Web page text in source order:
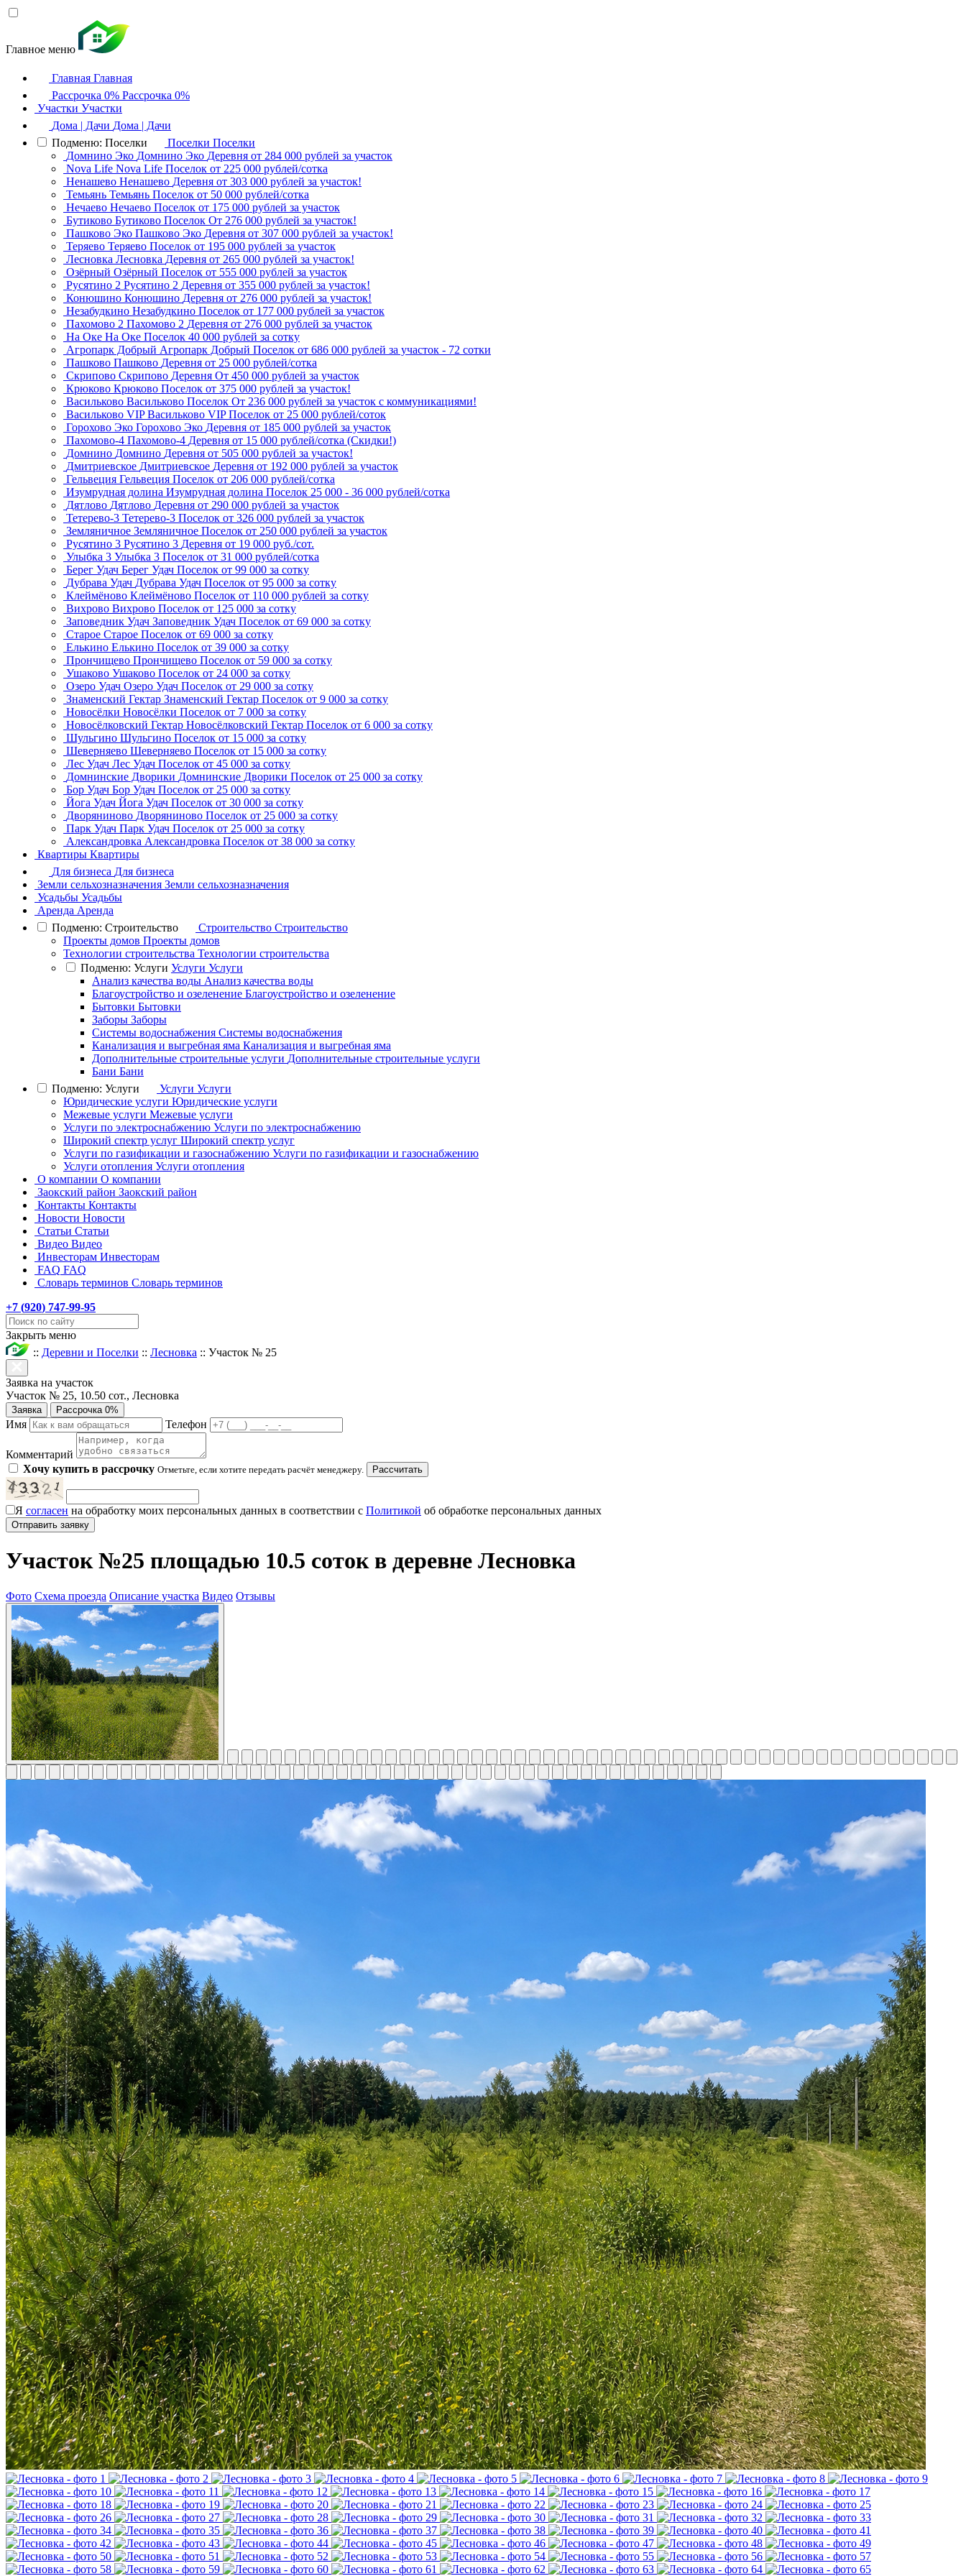
Главное меню
Главная Главная
Рассрочка 0% Рассрочка 0%
Участки Участки
Дома | Дачи Дома | Дачи
Подменю: Поселки
Поселки Поселки
Домнино Эко Домнино Эко Деревня от 284 000 рублей за участок
Nova Life Nova Life Поселок от 225 000 рублей/сотка
Ненашево Ненашево Деревня от 303 000 рублей за участок!
Темьянь Темьянь Поселок от 50 000 рублей/сотка
Нечаево Нечаево Поселок от 175 000 рублей за участок
Бутиково Бутиково Поселок От 276 000 рублей за участок!
Пашково Эко Пашково Эко Деревня от 307 000 рублей за участок!
Теряево Теряево Поселок от 195 000 рублей за участок
Лесновка Лесновка Деревня от 265 000 рублей за участок!
Озёрный Озёрный Поселок от 555 000 рублей за участок
Русятино 2 Русятино 2 Деревня от 355 000 рублей за участок!
Конюшино Конюшино Деревня от 276 000 рублей за участок!
Незабудкино Незабудкино Поселок от 177 000 рублей за участок
Пахомово 2 Пахомово 2 Деревня от 276 000 рублей за участок
На Оке На Оке Поселок 40 000 рублей за сотку
Агропарк Добрый Агропарк Добрый Поселок от 686 000 рублей за участок - 72 сотки
Пашково Пашково Деревня от 25 000 рублей/сотка
Скрипово Скрипово Деревня От 450 000 рублей за участок
Крюково Крюково Поселок от 375 000 рублей за участок!
Васильково Васильково Поселок От 236 000 рублей за участок с коммуникациями!
Васильково VIP Васильково VIP Поселок от 25 000 рублей/соток
Горохово Эко Горохово Эко Деревня от 185 000 рублей за участок
Пахомово-4 Пахомово-4 Деревня от 15 000 рублей/сотка (Скидки!)
Домнино Домнино Деревня от 505 000 рублей за участок!
Дмитриевское Дмитриевское Деревня от 192 000 рублей за участок
Гельвеция Гельвеция Поселок от 206 000 рублей/сотка
Изумрудная долина Изумрудная долина Поселок 25 000 - 36 000 рублей/сотка
Дятлово Дятлово Деревня от 290 000 рублей за участок
Тетерево-3 Тетерево-3 Поселок от 326 000 рублей за участок
Земляничное Земляничное Поселок от 250 000 рублей за участок
Русятино 3 Русятино 3 Деревня от 19 000 руб./сот.
Улыбка 3 Улыбка 3 Поселок от 31 000 рублей/сотка
Берег Удач Берег Удач Поселок от 99 000 за сотку
Дубрава Удач Дубрава Удач Поселок от 95 000 за сотку
Клеймёново Клеймёново Поселок от 110 000 рублей за сотку
Вихрово Вихрово Поселок от 125 000 за сотку
Заповедник Удач Заповедник Удач Поселок от 69 000 за сотку
Старое Старое Поселок от 69 000 за сотку
Елькино Елькино Поселок от 39 000 за сотку
Прончищево Прончищево Поселок от 59 000 за сотку
Ушаково Ушаково Поселок от 24 000 за сотку
Озеро Удач Озеро Удач Поселок от 29 000 за сотку
Знаменский Гектар Знаменский Гектар Поселок от 9 000 за сотку
Новосёлки Новосёлки Поселок от 7 000 за сотку
Новосёлковский Гектар Новосёлковский Гектар Поселок от 6 000 за сотку
Шульгино Шульгино Поселок от 15 000 за сотку
Шеверняево Шеверняево Поселок от 15 000 за сотку
Лес Удач Лес Удач Поселок от 45 000 за сотку
Домнинские Дворики Домнинские Дворики Поселок от 25 000 за сотку
Бор Удач Бор Удач Поселок от 25 000 за сотку
Йога Удач Йога Удач Поселок от 30 000 за сотку
Дворяниново Дворяниново Поселок от 25 000 за сотку
Парк Удач Парк Удач Поселок от 25 000 за сотку
Александровка Александровка Поселок от 38 000 за сотку
Квартиры Квартиры
Для бизнеса Для бизнеса
Земли сельхозназначения Земли сельхозназначения
Усадьбы Усадьбы
Аренда Аренда
Подменю: Строительство
Строительство Строительство
Проекты домов Проекты домов
Технологии строительства Технологии строительства
Подменю: Услуги Услуги Услуги
Анализ качества воды Анализ качества воды
Благоустройство и озеленение Благоустройство и озеленение
Бытовки Бытовки
Заборы Заборы
Системы водоснабжения Системы водоснабжения
Канализация и выгребная яма Канализация и выгребная яма
Дополнительные строительные услуги Дополнительные строительные услуги
Бани Бани
Подменю: Услуги
Услуги Услуги
Юридические услуги Юридические услуги
Межевые услуги Межевые услуги
Услуги по электроснабжению Услуги по электроснабжению
Широкий спектр услуг Широкий спектр услуг
Услуги по газификации и газоснабжению Услуги по газификации и газоснабжению
Услуги отопления Услуги отопления
О компании О компании
Заокский район Заокский район
Контакты Контакты
Новости Новости
Статьи Статьи
Видео Видео
Инвесторам Инвесторам
FAQ FAQ
Словарь терминов Словарь терминов
+7 (920) 747-99-95
Закрыть меню
:: Деревни и Поселки :: Лесновка :: Участок № 25
Заявка на участок
Участок № 25, 10.50 сот., Лесновка
Заявка Рассрочка 0%
Имя Телефон
Комментарий
Хочу купить в рассрочку Отметьте, если хотите передать расчёт менеджеру. Рассчитать
Я согласен на обработку моих персональных данных в соответствии с Политикой об обработке персональных данных
Участок №25 площадью 10.5 соток в деревне Лесновка
Фото Схема проезда Описание участка Видео Отзывы